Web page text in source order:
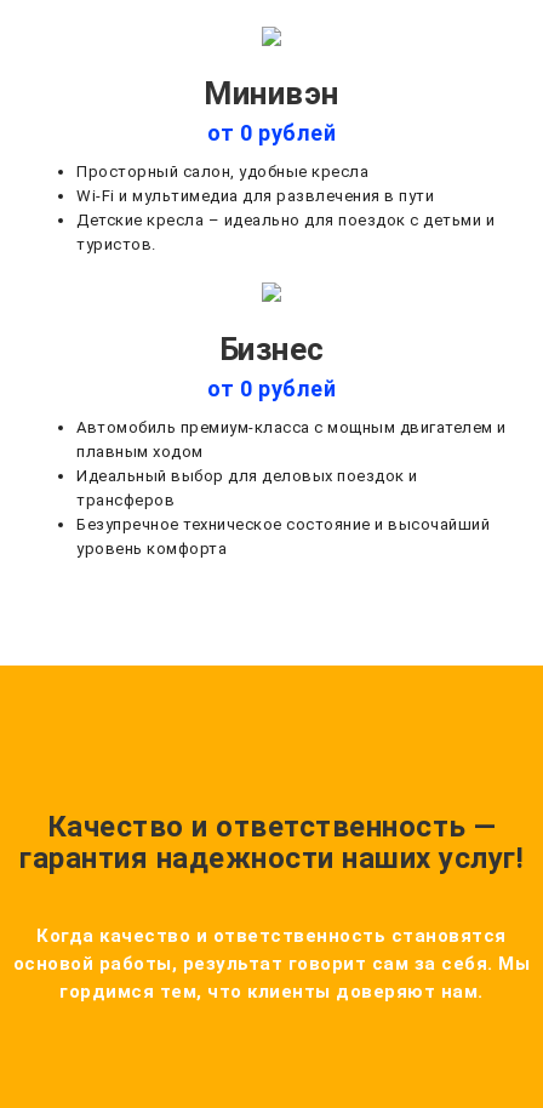
Минивэн
от 0 рублей
Просторный салон, удобные кресла
Wi-Fi и мультимедиа для развлечения в пути
Детские кресла – идеально для поездок с детьми и
туристов.
Бизнес
от 0 рублей
Автомобиль премиум-класса с мощным двигателем и
плавным ходом
Идеальный выбор для деловых поездок и
трансферов
Безупречное техническое состояние и высочайший
уровень комфорта
Качество и ответственность —
гарантия надежности наших услуг!
Когда качество и ответственность становятся
основой работы, результат говорит сам за себя. Мы
гордимся тем, что клиенты доверяют нам.